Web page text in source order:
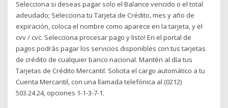
Selecciona si deseas pagar solo el Balance vencido o el total
adeudado; Selecciona tu Tarjeta de Crédito, mes y año de
expiración, coloca el nombre como aparece en la tarjeta, y el
cvv / cvc. Selecciona procesar pago y listo! En el portal de
pagos podrás pagar los servicios disponibles con tus tarjetas
de crédito de cualquier banco nacional. Mantén al día tus
Tarjetas de Crédito Mercantil. Solicita el cargo automático a tu
Cuenta Mercantil, con una llamada telefónica al (0212)
503.24.24, opciones 1-1-3-7-1.